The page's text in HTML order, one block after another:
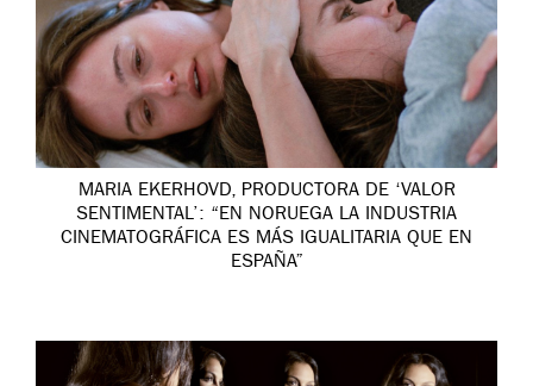
MARIA EKERHOVD, PRODUCTORA DE ‘VALOR
SENTIMENTAL’: “EN NORUEGA LA INDUSTRIA
CINEMATOGRÁFICA ES MÁS IGUALITARIA QUE EN
ESPAÑA”